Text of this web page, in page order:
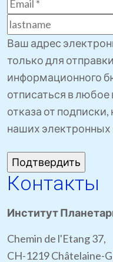
Ваш адрес
только для
информационного
отписаться в
отказа от
наших электронных
Контакты
Институт
Chemin de l'Etang 37,
CH-1219 Châtelaine-